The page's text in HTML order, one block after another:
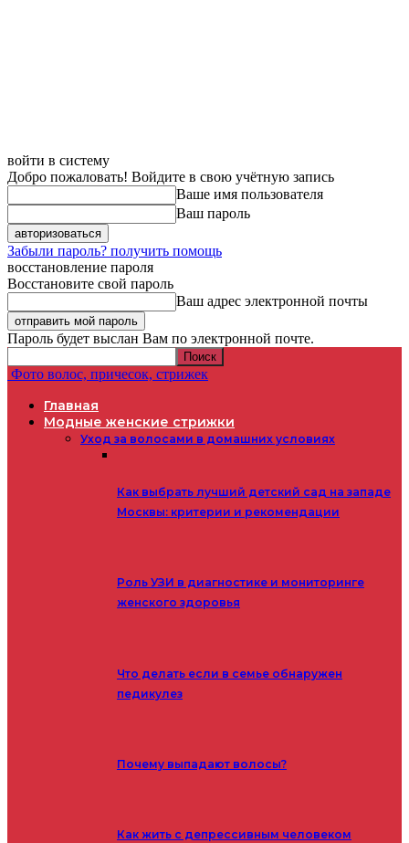
войти в систему
Добро пожаловать! Войдите в свою учётную запись
Ваше имя пользователя
Ваш пароль
Забыли пароль? получить помощь
восстановление пароля
Восстановите свой пароль
Ваш адрес электронной почты
Пароль будет выслан Вам по электронной почте.
Фото волос, причесок, стрижек
Главная
Модные женские стрижки
Уход за волосами в домашних условиях
Как выбрать лучший детский сад на западе
Москвы: критерии и рекомендации
Роль УЗИ в диагностике и мониторинге
женского здоровья
Что делать если в семье обнаружен
педикулез
Почему выпадают волосы?
Как жить с депрессивным человеком